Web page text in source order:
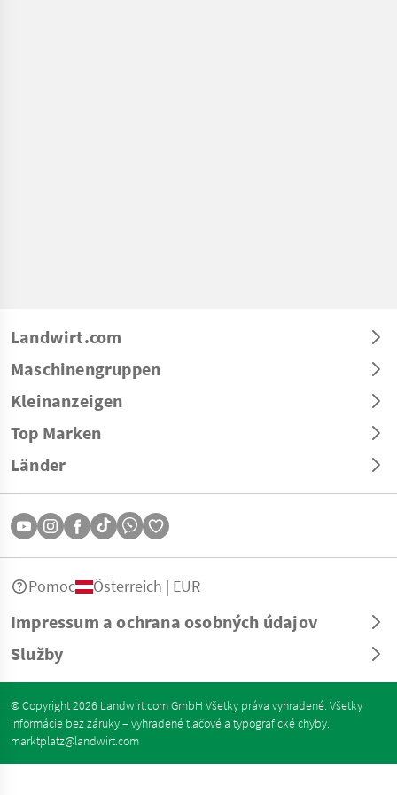
Landwirt.com
Maschinengruppen
Kleinanzeigen
Top Marken
Länder
Impressum a ochrana osobných údajov
Služby
Pomoc Österreich | EUR
© Copyright 2026 Landwirt.com GmbH Všetky práva vyhradené. Všetky
informácie bez záruky – vyhradené tlačové a typografické chyby.
marktplatz@landwirt.com